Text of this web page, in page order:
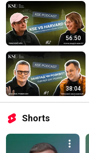
56:50
38:04
Shorts